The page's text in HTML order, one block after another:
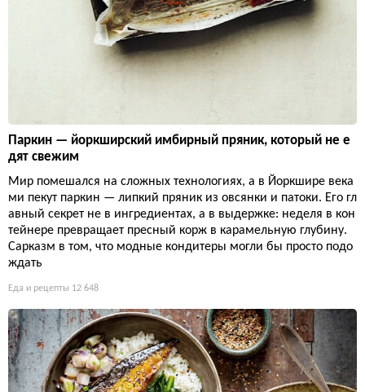
Паркин — йоркширский имбирный пряник, который не е
дят свежим
Мир помешался на сложных технологиях, а в Йоркшире века
ми пекут паркин — липкий пряник из овсянки и патоки. Его гл
авный секрет не в ингредиентах, а в выдержке: неделя в кон
тейнере превращает пресный корж в карамельную глубину.
Сарказм в том, что модные кондитеры могли бы просто подо
ждать
Еда и рецепты 12 648